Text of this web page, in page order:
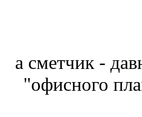
а сметчик -
"офисного